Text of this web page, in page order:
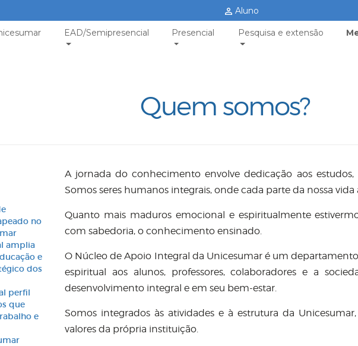
Aluno
EAD/Semipresencial Presencial Pesquisa e extensão
Quem somos?
no
amplia
e
dos
perfil
que
e
A jornada do conhecimento envolve dedicação aos
Somos seres humanos integrais, onde cada parte da nossa vida
Quanto mais maduros emocional e espiritualmente
com sabedoria, o conhecimento ensinado.
O Núcleo de Apoio Integral da Unicesumar é um
espiritual aos alunos, professores, colaboradores e a
desenvolvimento integral e em seu bem-estar.
Somos integrados às atividades e à estrutura da
valores da própria instituição.